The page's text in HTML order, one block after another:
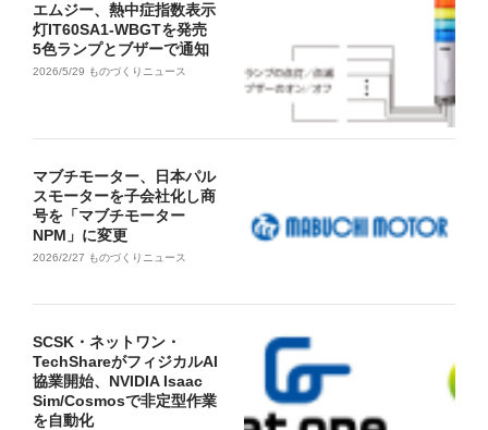
エムジー、熱中症指数表示
灯IT60SA1-WBGTを発売
5色ランプとブザーで通知
2026/5/29 ものづくりニュース
マブチモーター、日本パル
スモーターを子会社化し商
号を「マブチモーター
NPM」に変更
2026/2/27 ものづくりニュース
SCSK・ネットワン・
TechShareがフィジカルAI
協業開始、NVIDIA Isaac
Sim/Cosmosで非定型作業
を自動化